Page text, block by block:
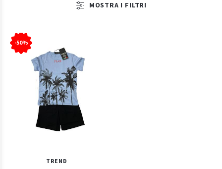
MOSTRA I FILTRI
-50%
TREND